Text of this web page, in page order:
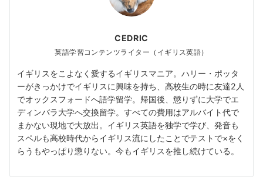
CEDRIC
英語学習コンテンツライター（イギリス英語）
イギリスをこよなく愛するイギリスマニア。ハリー・ポッタ
ーがきっかけでイギリスに興味を持ち、高校生の時に友達2人
でオックスフォードへ語学留学。帰国後、懲りずに大学でエ
ディンバラ大学へ交換留学。すべての費用はアルバイト代で
まかない現地で大放出。イギリス英語を独学で学び、発音も
スペルも高校時代からイギリス流にしたことでテストで×をく
らうもやっぱり懲りない。今もイギリスを推し続けている。